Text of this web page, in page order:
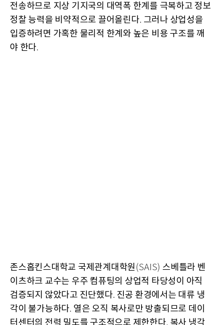
전송하므로 지상 기지국의 대역폭 한계를 극복하고 정보
정찰 능력을 비약적으로 끌어올린다. 그러나 상업성을
입증하려면 가혹한 물리적 한계와 높은 비용 구조를 깨
야 한다.
존스홉킨스대학교 국제관계대학원 (SAIS) 스베틀라 벤
이츠하크 교수는 우주 컴퓨팅의 상업적 타당성이 아직
검증되지 않았다고 진단했다. 진공 환경에서는 대류 냉
각이 불가능하다. 열은 오직 복사로만 방출되므로 데이